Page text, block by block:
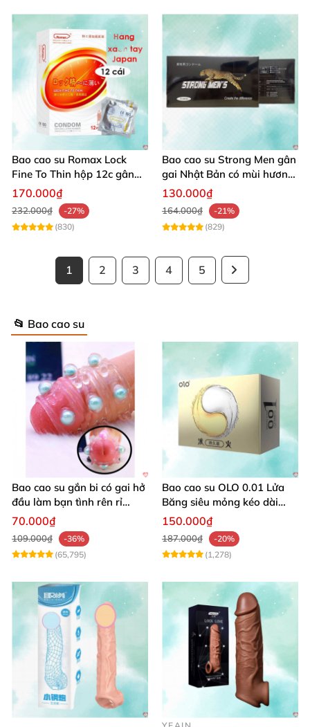
Bao cao su Romax Lock
Fine To Thin hộp 12c gân
gai của Nhật Bản
170.000₫
232.000₫
-27%
(830)
Bao cao su Strong Men gân
gai Nhật Bản có mùi hương
hộp 12 chiếc
130.000₫
164.000₫
-21%
(829)
1 2 3 4 5
📂 Bao cao su
Bao cao su gắn bi có gai hở
đầu làm bạn tình rên rỉ
sung sướng
70.000₫
109.000₫
-36%
(65,795)
Bao cao su OLO 0.01 Lửa
Băng siêu mỏng kéo dài
thời gian quan hệ
150.000₫
187.000₫
-20%
(1,278)
YEAIN